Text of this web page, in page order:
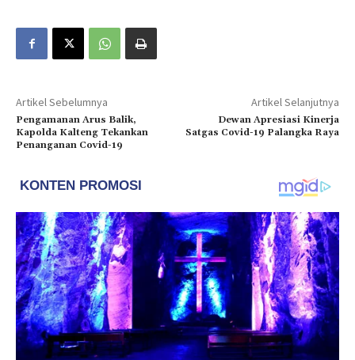
Artikel Sebelumnya
Pengamanan Arus Balik,
Kapolda Kalteng Tekankan
Penanganan Covid-19
Artikel Selanjutnya
Dewan Apresiasi Kinerja
Satgas Covid-19 Palangka Raya